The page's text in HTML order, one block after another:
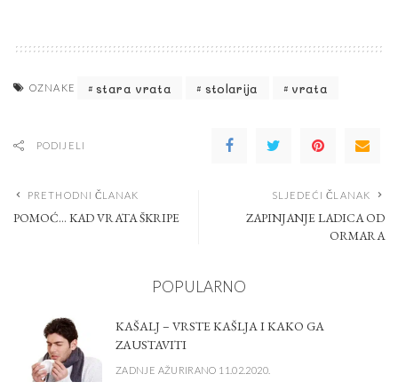
OZNAKE stara vrata stolarija vrata
PODIJELI
PRETHODNI ČLANAK
POMOĆ… KAD VRATA ŠKRIPE
SLJEDEĆI ČLANAK
ZAPINJANJE LADICA OD
ORMARA
POPULARNO
KAŠALJ – VRSTE KAŠLJA I KAKO GA
ZAUSTAVITI
ZADNJE AŽURIRANO 11.02.2020.